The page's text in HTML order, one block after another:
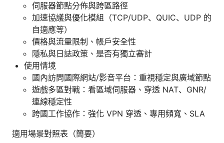
伺服器節點分佈與跨區路徑
加速協議與優化模組（TCP/UDP、QUIC、UDP 的
自適應等）
價格與流量限制、帳戶安全性
隱私與日誌政策、是否有獨立審計
使用情境
國內訪問國際網站/影音平台：重視穩定與廣域節點
遊戲多區對戰：看區域伺服器、穿透 NAT、GNR/
連線穩定性
跨國工作協作：強化 VPN 穿透、專用頻寬、SLA
適用場景對照表（簡要）